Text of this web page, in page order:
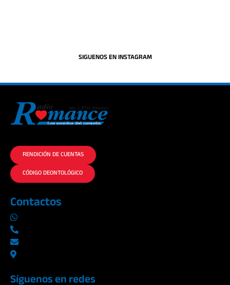
SIGUENOS EN INSTAGRAM
RENDICIÓN DE CUENTAS
CÓDIGO DEONTOLÓGICO
Contactos
Síguenos en redes